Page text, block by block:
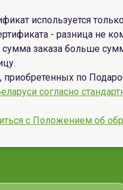
используется
- разница не
сумма заказа больше
приобретенных по
согласно
с Положением об